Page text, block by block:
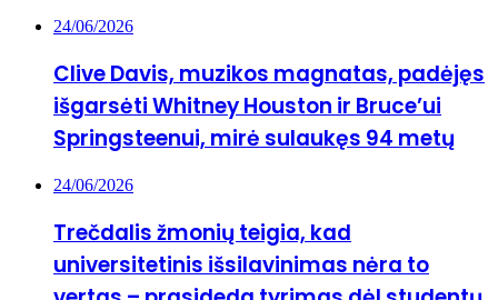
24/06/2026
Clive Davis, muzikos magnatas, padėjęs
išgarsėti Whitney Houston ir Bruce’ui
Springsteenui, mirė sulaukęs 94 metų
24/06/2026
Trečdalis žmonių teigia, kad
universitetinis išsilavinimas nėra to